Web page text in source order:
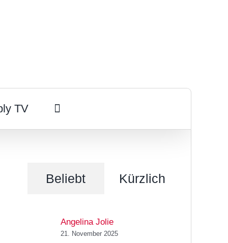
TV
Beliebt Kürzlich
Angelina Jolie
21. November 2025